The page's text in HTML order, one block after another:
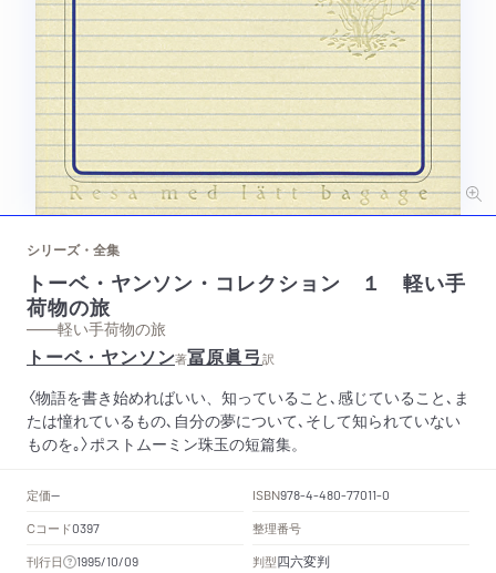
シリーズ・全集
トーベ・ヤンソン・コレクション １ 軽い手
荷物の旅
——軽い手荷物の旅
トーベ・ヤンソン著冨原眞弓訳
〈物語を書き始めればいい、知っていること､感じていること､ま
たは憧れているもの､自分の夢について､そして知られていない
ものを｡〉ポストムーミン珠玉の短篇集。
定価-- ISBN978-4-480-77011-0
Cコード0397
整理番号
刊行日
1995/10/09 判型四六変判